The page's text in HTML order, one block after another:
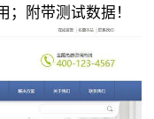
附带测试数据！